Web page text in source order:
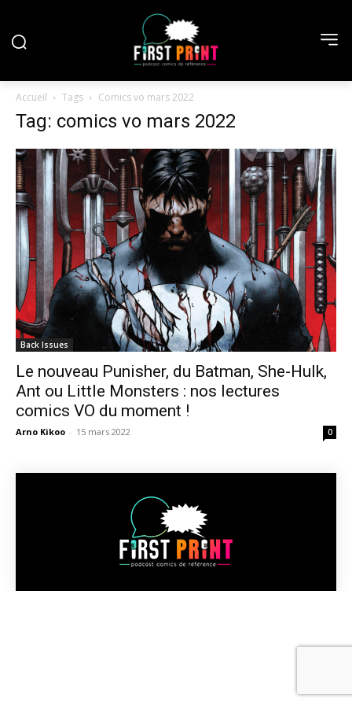
Accueil Tags Comics vo mars 2022
Tag: comics vo mars 2022
Back Issues
Le nouveau Punisher, du Batman, She-Hulk,
Ant ou Little Monsters : nos lectures
comics VO du moment !
Arno Kikoo - 15 mars 2022 0